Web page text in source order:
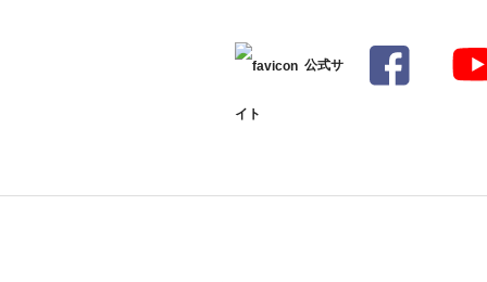
公式サ
イト